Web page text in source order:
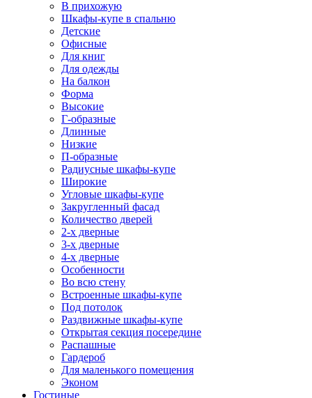
В прихожую
Шкафы-купе в спальню
Детские
Офисные
Для книг
Для одежды
На балкон
Форма
Высокие
Г-образные
Длинные
Низкие
П-образные
Радиусные шкафы-купе
Широкие
Угловые шкафы-купе
Закругленный фасад
Количество дверей
2-х дверные
3-х дверные
4-х дверные
Особенности
Во всю стену
Встроенные шкафы-купе
Под потолок
Раздвижные шкафы-купе
Открытая секция посередине
Распашные
Гардероб
Для маленького помещения
Эконом
Гостиные